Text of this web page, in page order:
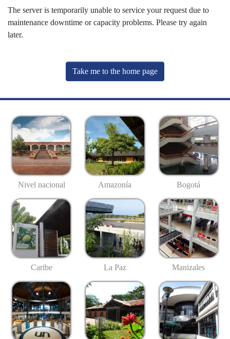
The server is temporarily unable to service your request due to
maintenance downtime or capacity problems. Please try again
later.
Take me to the home page
Nivel nacional Amazonía Bogotá
Caribe La Paz Manizales